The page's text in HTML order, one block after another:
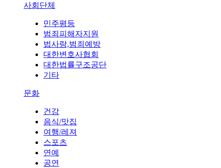
사회단체
민주평등
범죄피해자지원
법사랑,범죄예방
대한변호사협회
대한법률구조공단
기타
문화
건강
음식/맛집
여행/레져
스포츠
연예
공연